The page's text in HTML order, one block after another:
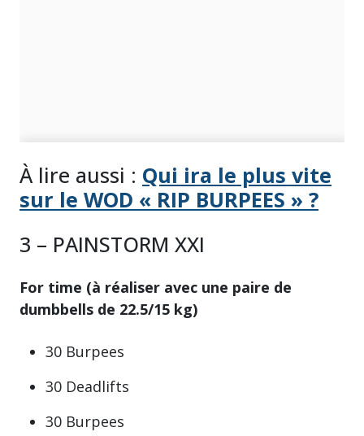
À lire aussi : Qui ira le plus vite
sur le WOD « RIP BURPEES » ?
3 – PAINSTORM XXI
For time (à réaliser avec une paire de
dumbbells de 22.5/15 kg)
30 Burpees
30 Deadlifts
30 Burpees